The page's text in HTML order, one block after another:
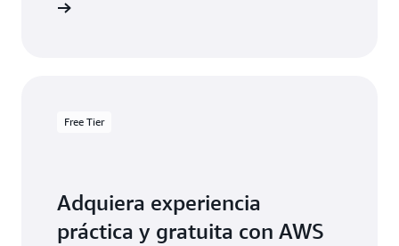
Free Tier
Adquiera experiencia
práctica y gratuita con AWS